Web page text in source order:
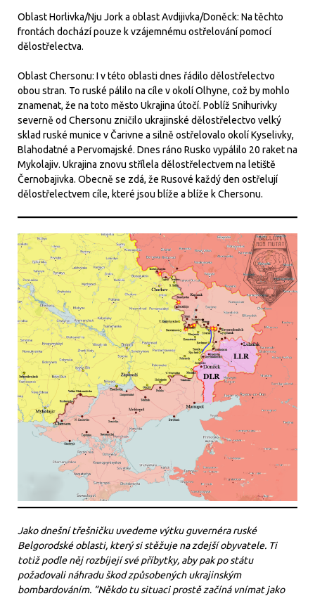
Oblast Horlivka/Nju Jork a oblast Avdijivka/Doněck: Na těchto
frontách dochází pouze k vzájemnému ostřelování pomocí
dělostřelectva.
Oblast Chersonu: I v této oblasti dnes řádilo dělostřelectvo
obou stran. To ruské pálilo na cíle v okolí Olhyne, což by mohlo
znamenat, že na toto město Ukrajina útočí. Poblíž Snihurivky
severně od Chersonu zničilo ukrajinské dělostřelectvo velký
sklad ruské munice v Čarivne a silně ostřelovalo okolí Kyselivky,
Blahodatné a Pervomajské. Dnes ráno Rusko vypálilo 20 raket na
Mykolajiv. Ukrajina znovu střílela dělostřelectvem na letiště
Černobajivka. Obecně se zdá, že Rusové každý den ostřelují
dělostřelectvem cíle, které jsou blíže a blíže k Chersonu.
Jako dnešní třešničku uvedeme výtku guvernéra ruské
Belgorodské oblasti, který si stěžuje na zdejší obyvatele. Ti
totiž podle něj rozbíjejí své příbytky, aby pak po státu
požadovali náhradu škod způsobených ukrajinským
bombardováním. “Někdo tu situaci prostě začíná vnímat jako